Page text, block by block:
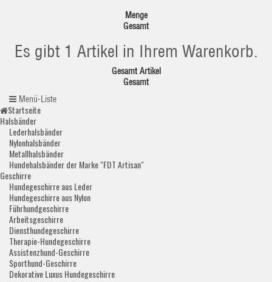
Menge
Gesamt
Es gibt 1 Artikel in Ihrem Warenkorb.
Gesamt Artikel
Gesamt
Menü-Liste
Startseite
Halsbänder
Lederhalsbänder
Nylonhalsbänder
Metallhalsbänder
Hundehalsbänder der Marke "FDT Artisan"
Geschirre
Hundegeschirre aus Leder
Hundegeschirre aus Nylon
Führhundgeschirre
Arbeitsgeschirre
Diensthundegeschirre
Therapie-Hundegeschirre
Assistenzhund-Geschirre
Sporthund-Geschirre
Dekorative Luxus Hundegeschirre